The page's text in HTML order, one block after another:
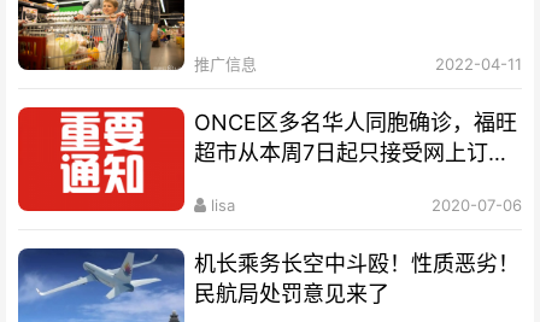
推广信息 2022-04-11
ONCE区多名华人同胞确诊，福旺
超市从本周7日起只接受网上订货
lisa 2020-07-06
机长乘务长空中斗殴！性质恶劣！
民航局处罚意见来了